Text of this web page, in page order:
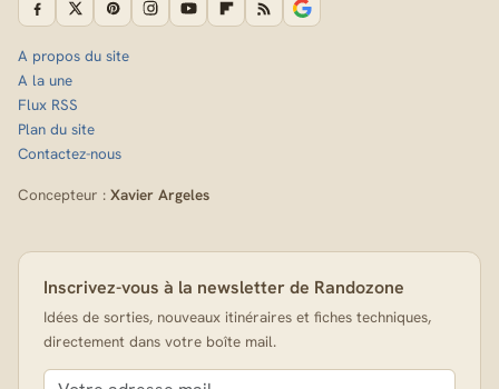
A propos du site
A la une
Flux RSS
Plan du site
Contactez-nous
Concepteur : Xavier Argeles
Inscrivez-vous à la newsletter de Randozone
Idées de sorties, nouveaux itinéraires et fiches techniques,
directement dans votre boîte mail.